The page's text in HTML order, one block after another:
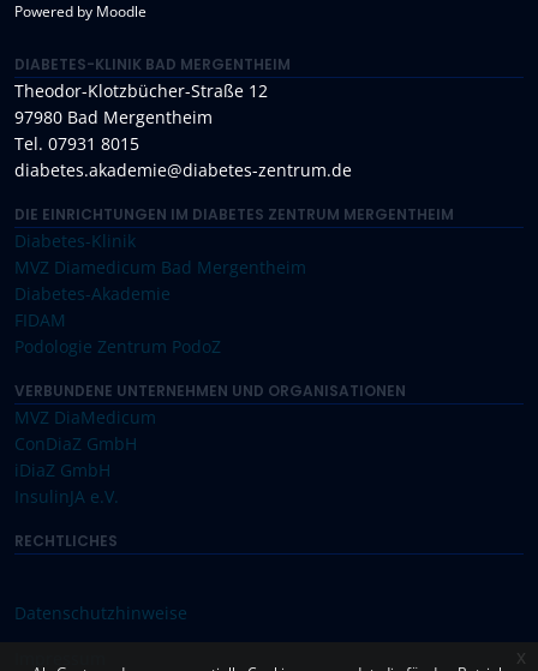
x
Powered by Moodle
DIABETES-KLINIK BAD MERGENTHEIM
Theodor-Klotzbücher-Straße 12
97980 Bad Mergentheim
Tel. 07931 8015
diabetes.akademie@diabetes-zentrum.de
DIE EINRICHTUNGEN IM DIABETES ZENTRUM MERGENTHEIM
Diabetes-Klinik
MVZ Diamedicum Bad Mergentheim
Diabetes-Akademie
FIDAM
Podologie Zentrum PodoZ
VERBUNDENE UNTERNEHMEN UND ORGANISATIONEN
MVZ DiaMedicum
ConDiaZ GmbH
iDiaZ GmbH
InsulinJA e.V.
RECHTLICHES
Datenschutzhinweise